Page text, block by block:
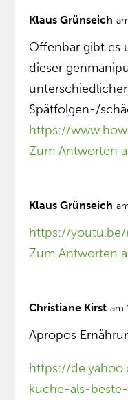
Klaus Grünseich
Offenbar gibt es
dieser
Spätfolgen-/
https://
Zum Antworten
Klaus Grünseich
https://youtu.be/
Zum Antworten
Christiane Kirst am
Apropos
https://
kuche-als-